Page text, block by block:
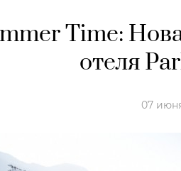
Time:
отеля
07